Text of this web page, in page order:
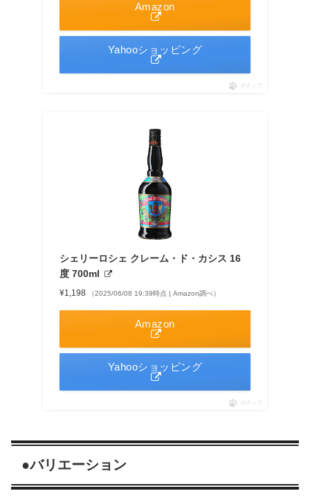
Amazon
Yahooショッピング
ポチップ
シェリーロシェ クレーム・ド・カシス 16
度 700ml
¥1,198 （2025/06/08 19:39時点 | Amazon調べ）
Amazon
Yahooショッピング
ポチップ
●バリエーション